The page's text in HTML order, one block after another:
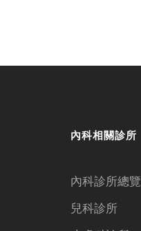
內科相關診所
內科診所總覽
兒科診所